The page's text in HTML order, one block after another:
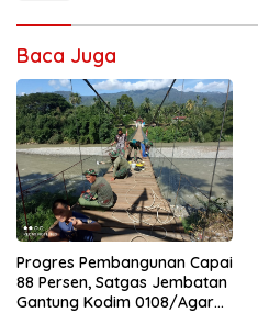
Baca Juga
Progres Pembangunan Capai
88 Persen, Satgas Jembatan
Gantung Kodim 0108/Agara